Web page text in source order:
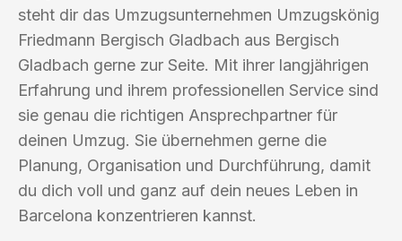
steht dir das Umzugsunternehmen Umzugskönig
Friedmann Bergisch Gladbach aus Bergisch
Gladbach gerne zur Seite. Mit ihrer langjährigen
Erfahrung und ihrem professionellen Service sind
sie genau die richtigen Ansprechpartner für
deinen Umzug. Sie übernehmen gerne die
Planung, Organisation und Durchführung, damit
du dich voll und ganz auf dein neues Leben in
Barcelona konzentrieren kannst.